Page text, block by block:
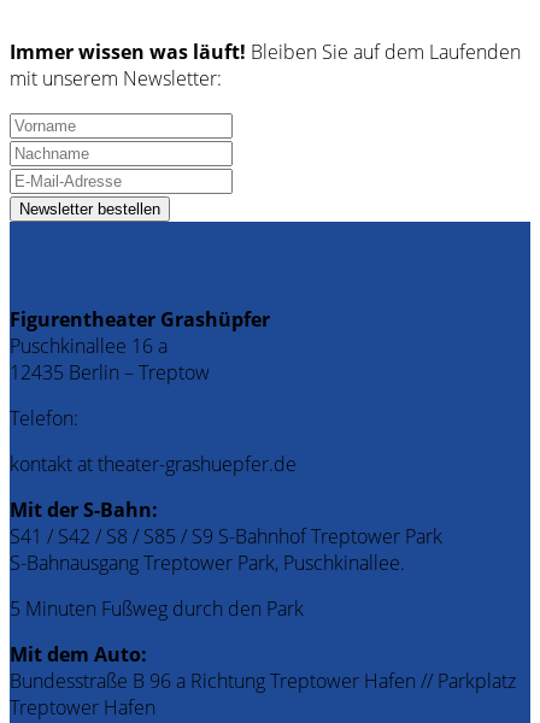
Immer wissen was läuft! Bleiben Sie auf dem Laufenden
mit unserem Newsletter:
Figurentheater Grashüpfer
Puschkinallee 16 a
12435 Berlin – Treptow
Telefon:
kontakt at theater-grashuepfer.de
Mit der S-Bahn:
S41 / S42 / S8 / S85 / S9 S-Bahnhof Treptower Park
S-Bahnausgang Treptower Park, Puschkinallee.
5 Minuten Fußweg durch den Park
Mit dem Auto:
Bundesstraße B 96 a Richtung Treptower Hafen // Parkplatz
Treptower Hafen